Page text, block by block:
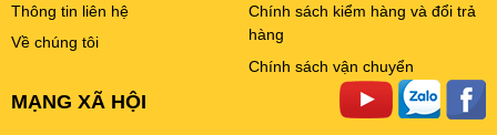
Thông tin liên hệ
Về chúng tôi
Chính sách kiểm hàng và đổi trả
hàng
Chính sách vận chuyển
MẠNG XÃ HỘI